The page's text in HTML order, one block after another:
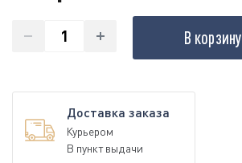
В корзину
Доставка заказа
Курьером
В пункт выдачи